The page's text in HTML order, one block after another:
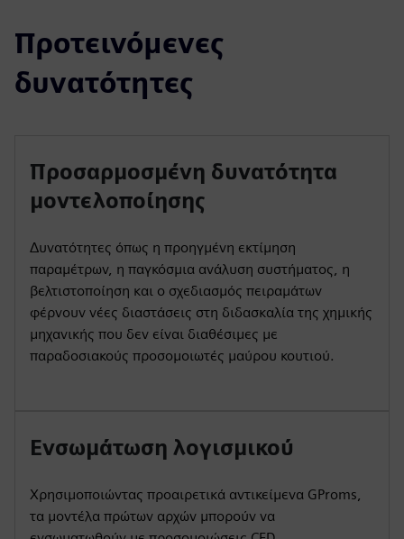
Προτεινόμενες
δυνατότητες
Προσαρμοσμένη δυνατότητα
μοντελοποίησης
Δυνατότητες όπως η προηγμένη εκτίμηση
παραμέτρων, η παγκόσμια ανάλυση συστήματος, η
βελτιστοποίηση και ο σχεδιασμός πειραμάτων
φέρνουν νέες διαστάσεις στη διδασκαλία της χημικής
μηχανικής που δεν είναι διαθέσιμες με
παραδοσιακούς προσομοιωτές μαύρου κουτιού.
Ενσωμάτωση λογισμικού
Χρησιμοποιώντας προαιρετικά αντικείμενα GProms,
τα μοντέλα πρώτων αρχών μπορούν να